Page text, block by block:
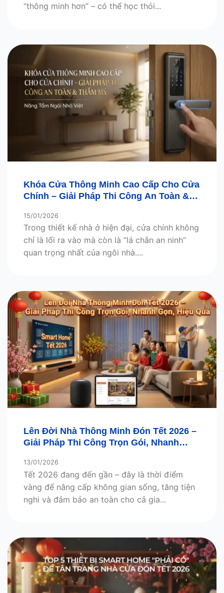
“thông minh hơn” – có thể học thói...
Khóa Cửa Thông Minh Cao Cấp Cho Cửa
Chính – Giải Pháp Thi Công An Toàn &
15/01/2026
Trong thiết kế nhà ở hiện đại, cửa chính không
chỉ là lối ra vào mà còn là “lá chắn an ninh”
quan trọng nhất của ngôi nhà....
Lên Đời Nhà Thông Minh Đón Tết 2026 –
Giải Pháp Thi Công Trọn Gói, Nhanh
13/01/2026
Tết 2026 đang đến gần – đây là thời điểm
vàng để nâng cấp không gian sống, tăng tiện
nghi và đảm bảo an toàn cho cả gia...